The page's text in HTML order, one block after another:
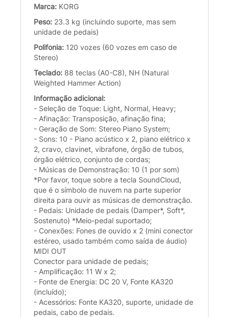
Marca: KORG
Peso: 23.3 kg (incluindo suporte, mas sem
unidade de pedais)
Polifonia: 120 vozes (60 vozes em caso de
Stereo)
Teclado: 88 teclas (A0-C8), NH (Natural
Weighted Hammer Action)
Informação adicional:
- Seleção de Toque: Light, Normal, Heavy;
- Afinação: Transposição, afinação fina;
- Geração de Som: Stereo Piano System;
- Sons: 10 - Piano acústico x 2, piano elétrico x
2, cravo, clavinet, vibrafone, órgão de tubos,
órgão elétrico, conjunto de cordas;
- Músicas de Demonstração: 10 (1 por som)
*Por favor, toque sobre a tecla SoundCloud,
que é o símbolo de nuvem na parte superior
direita para ouvir as músicas de demonstração.
- Pedais: Unidade de pedais (Damper*, Soft*,
Sostenuto) *Meio-pedal suportado;
- Conexões: Fones de ouvido x 2 (mini conector
estéreo, usado também como saída de áudio)
MIDI OUT
Conector para unidade de pedais;
- Amplificação: 11 W x 2;
- Fonte de Energia: DC 20 V, Fonte KA320
(incluído);
- Acessórios: Fonte KA320, suporte, unidade de
pedais, cabo de pedais.